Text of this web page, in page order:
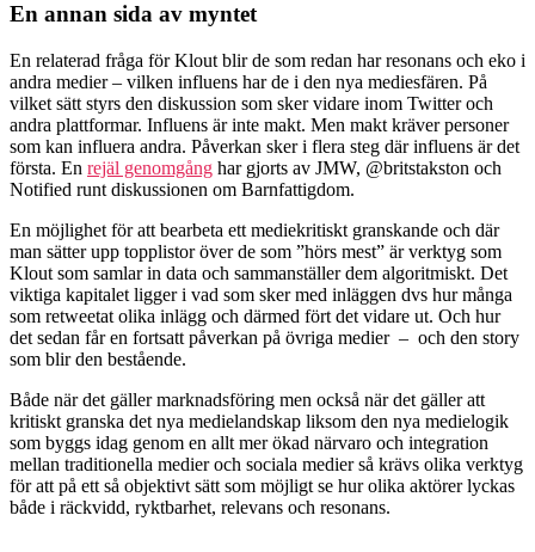
En annan sida av myntet
En relaterad fråga för Klout blir de som redan har resonans och eko i
andra medier – vilken influens har de i den nya mediesfären. På
vilket sätt styrs den diskussion som sker vidare inom Twitter och
andra plattformar. Influens är inte makt. Men makt kräver personer
som kan influera andra. Påverkan sker i flera steg där influens är det
första. En rejäl genomgång har gjorts av JMW, @britstakston och
Notified runt diskussionen om Barnfattigdom.
En möjlighet för att bearbeta ett mediekritiskt granskande och där
man sätter upp topplistor över de som ”hörs mest” är verktyg som
Klout som samlar in data och sammanställer dem algoritmiskt. Det
viktiga kapitalet ligger i vad som sker med inläggen dvs hur många
som retweetat olika inlägg och därmed fört det vidare ut. Och hur
det sedan får en fortsatt påverkan på övriga medier – och den story
som blir den bestående.
Både när det gäller marknadsföring men också när det gäller att
kritiskt granska det nya medielandskap liksom den nya medielogik
som byggs idag genom en allt mer ökad närvaro och integration
mellan traditionella medier och sociala medier så krävs olika verktyg
för att på ett så objektivt sätt som möjligt se hur olika aktörer lyckas
både i räckvidd, ryktbarhet, relevans och resonans.